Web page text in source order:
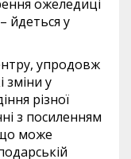
ожеледиці
йдеться у
упродовж
зміни у
різної
з посиленням
що може